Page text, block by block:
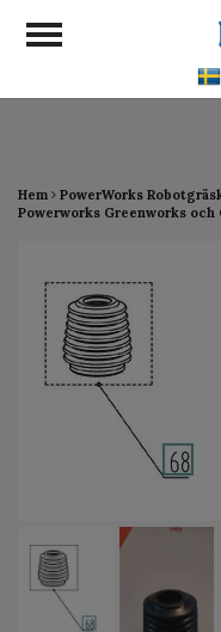
google-site-
Hem
PowerWorks
Powerworks Greenworks och